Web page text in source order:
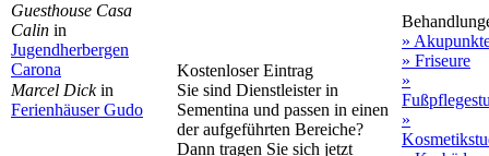
Guesthouse Casa
Calin in
Jugendherbergen
Carona
Marcel Dickin
Ferienhäuser Gudo
Kostenloser Eintrag
Sie sind Dienstleister in
Sementina und passen in einen
der aufgeführten Bereiche?
Dann tragen Sie sich jetzt
»
» Friseure
»
»